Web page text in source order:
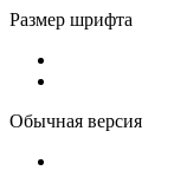
Размер шрифта
Обычная версия